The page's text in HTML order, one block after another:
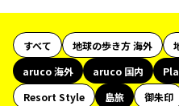
すべて 地球の歩き方 海外
aruco 海外
aruco 国内
Resort Style
島旅 御朱印